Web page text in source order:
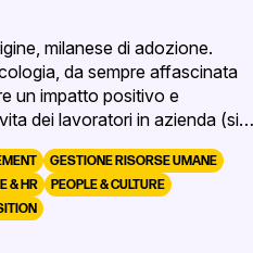
milanese di adozione.
da sempre affascinata
un impatto positivo e
dei lavoratori in azienda (sia
Up)!
GESTIONE RISORSE UMANE
& HR
PEOPLE & CULTURE